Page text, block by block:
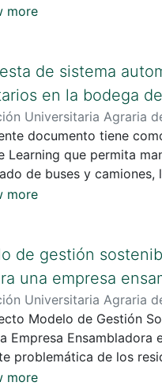
residuos (viruta,
ambiental, así
busca disminuir el
mediante la
more
de sistema
en la bodega
Universitaria Agraria
Alejandro;Adolfo
documento tiene
Learning que permita
de buses y camiones,
empresa siga siendo
more
de gestión
una empresa
Universitaria Agraria
; Torres Molina , Sandra
Modelo de Gestión
Empresa
problemática de los
more